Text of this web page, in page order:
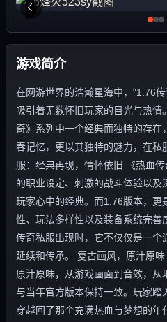
游戏简介
在网游世界的浩瀚星海中，"1.76
吸引着无数怀旧玩家的目光与热情
奇》系列中一个经典而独特的存在
春记忆，更以其独特的魅力，在私
服：经典再现，情怀依旧 《热血
的职业设定、刺激的战斗体验以
玩家心中的经典。而1.76版本，更
性、玩法多样性以及装备系统完善
传奇私服出现时，它不仅仅是一个
延续和传承。 复古画风，原汁原
原汁原味，从游戏画面到音效，
与当年官方版本保持一致。玩家踏
穿越回了那个充满热血与梦想的年